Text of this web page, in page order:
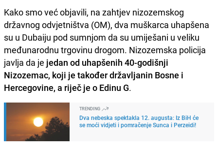
Kako smo već objavili, na zahtjev nizozemskog
državnog odvjetništva (OM), dva muškarca uhapšena
su u Dubaiju pod sumnjom da su umiješani u veliku
međunarodnu trgovinu drogom. Nizozemska policija
javlja da je jedan od uhapšenih 40-godišnji
Nizozemac, koji je također državljanin Bosne i
Hercegovine, a riječ je o Edinu G.
TRENDING
Dva nebeska spektakla 12. augusta: Iz BiH će
se moći vidjeti i pomračenje Sunca i Perzeidi!